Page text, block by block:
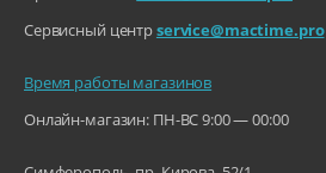
Сервисный центрservice@mactime.pro
Время работы магазинов
Онлайн-магазин: ПН-ВС 9:00 — 00:00